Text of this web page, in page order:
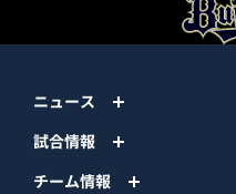
ニュース
試合情報
チーム情報